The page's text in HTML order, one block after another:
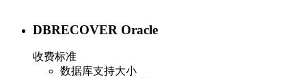
DBRECOVER Oracle
收费标准
数据库支持大小